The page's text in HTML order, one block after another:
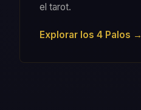
el tarot.
Explorar los 4 Palos →